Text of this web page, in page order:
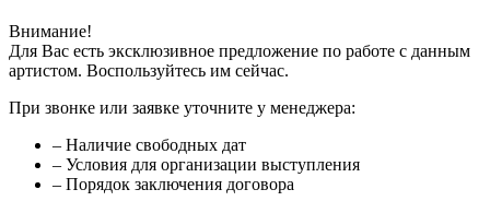
Внимание!
Для Вас есть эксклюзивное предложение по работе с данным
артистом. Воспользуйтесь им сейчас.
При звонке или заявке уточните у менеджера:
– Наличие свободных дат
– Условия для организации выступления
– Порядок заключения договора